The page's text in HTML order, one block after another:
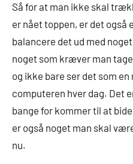
Så for at man ikke skal
er nået toppen, er det også
balancere det ud med
noget som kræver man
og ikke bare ser det som en
computeren hver dag. Det
bange for kommer til at
er også noget man skal
nu.